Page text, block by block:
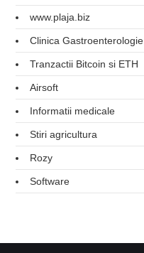
www.plaja.biz
Clinica Gastroenterologie
Tranzactii Bitcoin si ETH
Airsoft
Informatii medicale
Stiri agricultura
Rozy
Software